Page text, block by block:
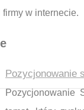
w internecie.
Pozycjonowanie
Pozycjonowanie